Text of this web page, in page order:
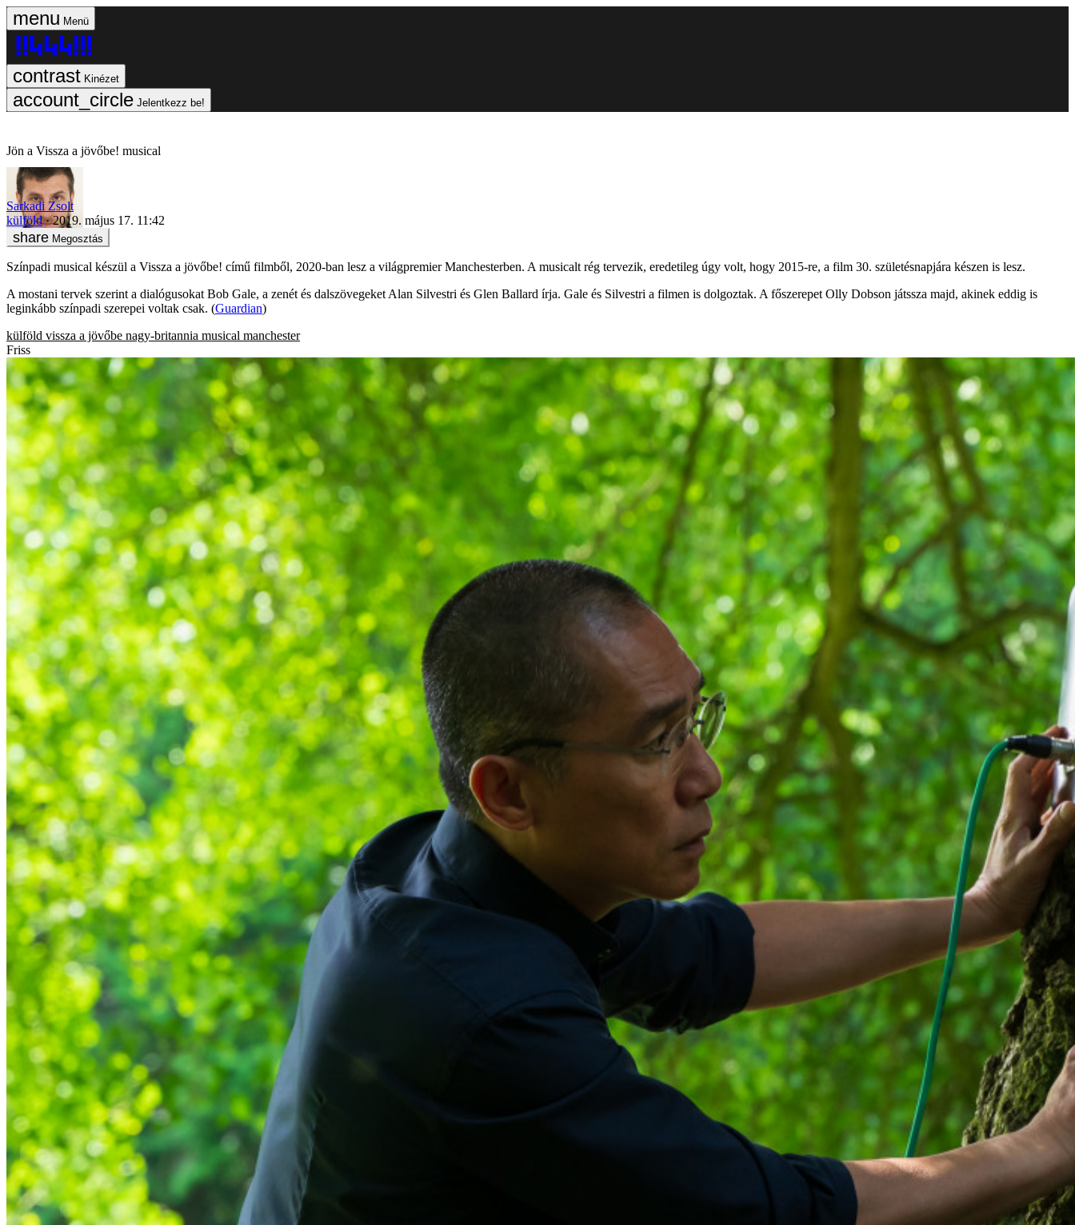
Menü
Kinézet
Jelentkezz be!
Jön a Vissza a jövőbe! musical
Sarkadi Zsolt
külföld
2019. május 17. 11:42
Megosztás
Színpadi musical készül a Vissza a jövőbe! című filmből, 2020-ban lesz a világpremier Manchesterben. A musicalt rég tervezik, eredetileg úgy volt, hogy 2015-re, a film 30. születésnapjára készen is lesz.
A mostani tervek szerint a dialógusokat Bob Gale, a zenét és dalszövegeket Alan Silvestri és Glen Ballard írja. Gale és Silvestri a filmen is dolgoztak. A főszerepet Olly Dobson játssza majd, akinek eddig is
leginkább színpadi szerepei voltak csak. (Guardian)
külföld vissza a jövőbe nagy-britannia musical manchester
Friss